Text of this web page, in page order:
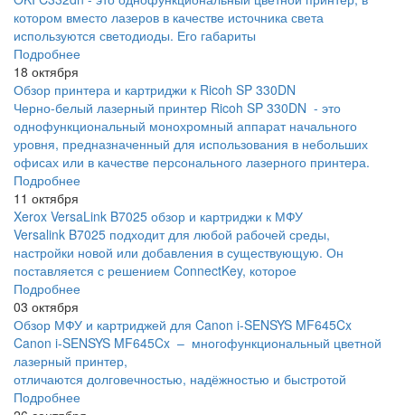
котором вместо лазеров в качестве источника света
используются светодиоды. Его габариты
Подробнее
18 октября
Обзор принтера и картриджи к Ricoh SP 330DN
Черно-белый лазерный принтер Ricoh SP 330DN - это
однофункциональный монохромный аппарат начального
уровня, предназначенный для использования в небольших
офисах или в качестве персонального лазерного принтера.
Подробнее
11 октября
Xerox VersaLink B7025 обзор и картриджи к МФУ
Versalink B7025 подходит для любой рабочей среды,
настройки новой или добавления в существующую. Он
поставляется с решением ConnectKey, которое
Подробнее
03 октября
Обзор МФУ и картриджей для Canon i-SENSYS MF645Cx
Canon i-SENSYS MF645Cx – многофункциональный цветной
лазерный принтер,
отличаются долговечностью, надёжностью и быстротой
Подробнее